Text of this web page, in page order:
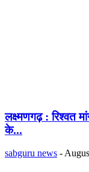
लक्ष्मणगढ़ : रिश्वत
के...
sabguru news -